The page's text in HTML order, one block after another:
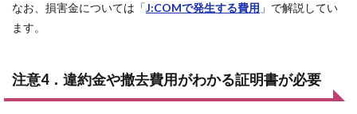
なお、損害金については「J:COMで発生する費用 」で解説してい
ます。
注意4．違約金や撤去費用がわかる証明書が必要